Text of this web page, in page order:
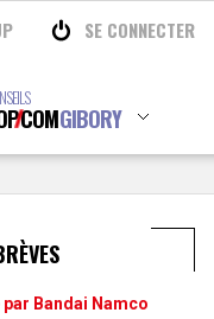
SE CONNECTER
COMGIBORY
Bandai Namco